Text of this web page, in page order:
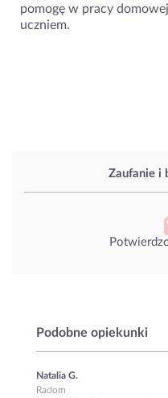
Zaufanie i
Podobne opiekunki
Natalia G.
Radom
pomogę w pracy
uczniem.